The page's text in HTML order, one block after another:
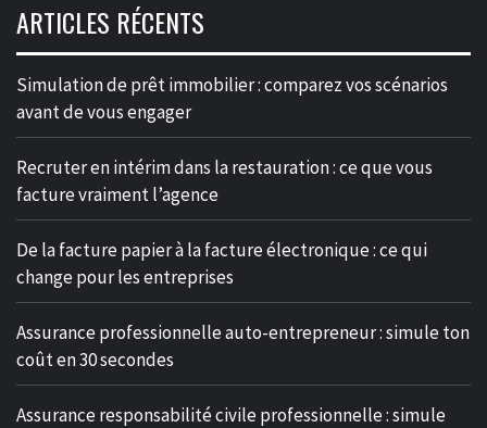
ARTICLES RÉCENTS
Simulation de prêt immobilier : comparez vos scénarios
avant de vous engager
Recruter en intérim dans la restauration : ce que vous
facture vraiment l’agence
De la facture papier à la facture électronique : ce qui
change pour les entreprises
Assurance professionnelle auto-entrepreneur : simule ton
coût en 30 secondes
Assurance responsabilité civile professionnelle : simule